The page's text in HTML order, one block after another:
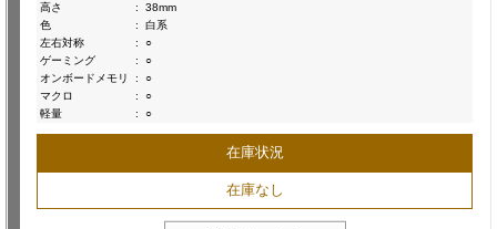
高さ
:
38mm
色
:
白系
左右対称
:
○
ゲーミング
:
○
オンボードメモリ
:
○
マクロ
:
○
軽量
: ○
在庫状況
在庫なし